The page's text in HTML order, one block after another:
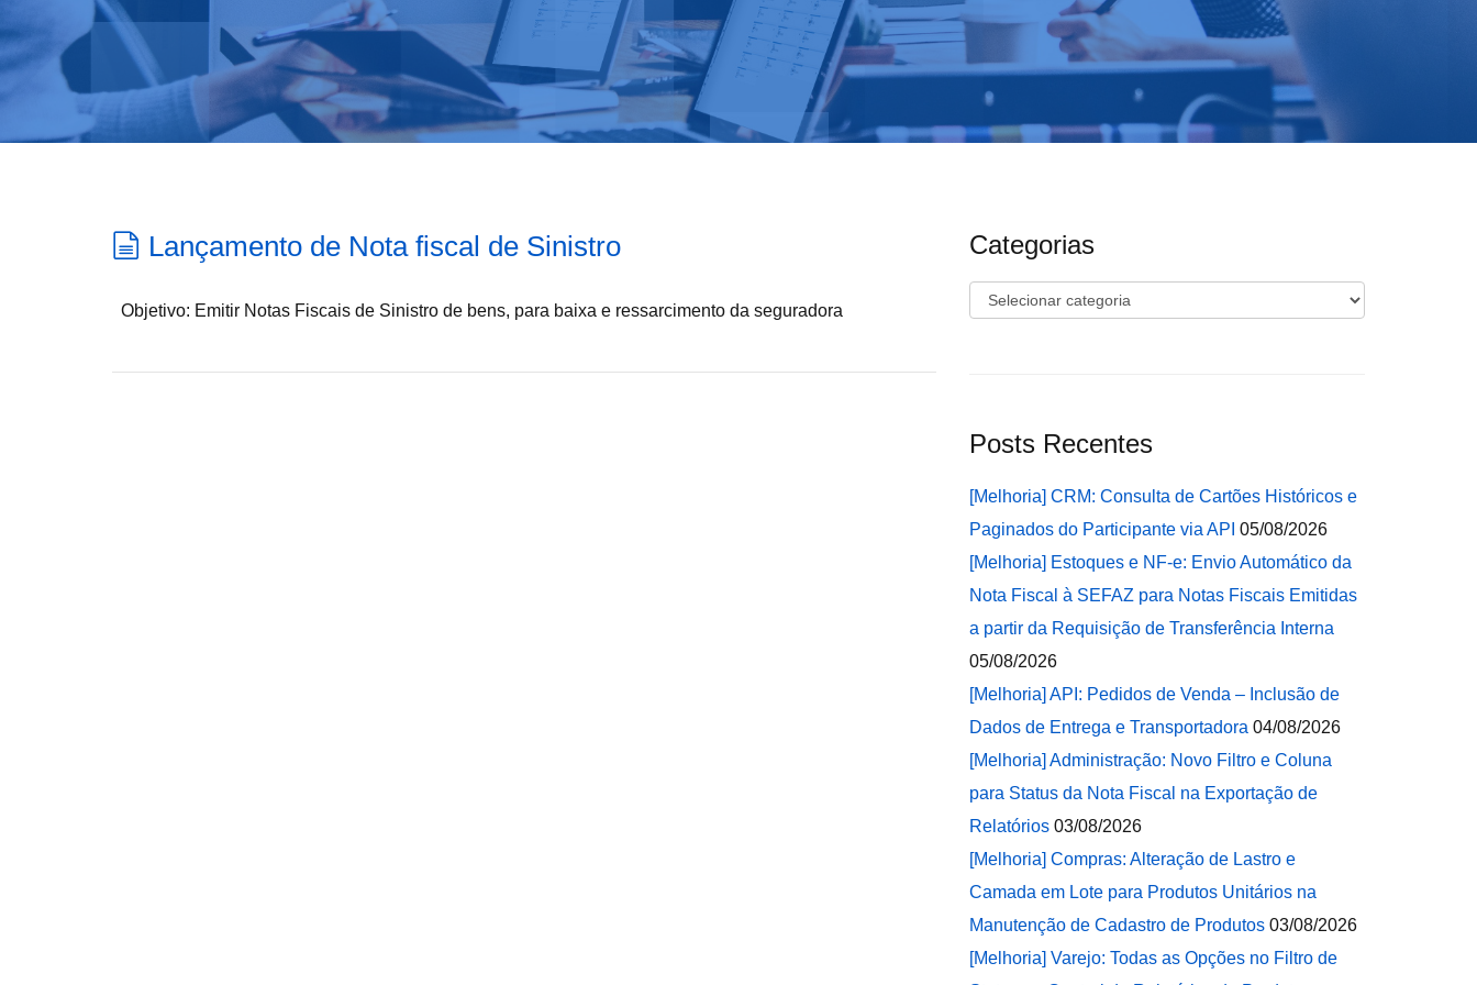
Lançamento de Nota fiscal de Sinistro
Objetivo: Emitir Notas Fiscais de Sinistro de bens, para baixa e ressarcimento da seguradora
Categorias
Categorias
Posts Recentes
[Melhoria] CRM: Consulta de Cartões Históricos e
Paginados do Participante via API 05/08/2026
[Melhoria] Estoques e NF-e: Envio Automático da
Nota Fiscal à SEFAZ para Notas Fiscais Emitidas
a partir da Requisição de Transferência Interna
05/08/2026
[Melhoria] API: Pedidos de Venda – Inclusão de
Dados de Entrega e Transportadora 04/08/2026
[Melhoria] Administração: Novo Filtro e Coluna
para Status da Nota Fiscal na Exportação de
Relatórios 03/08/2026
[Melhoria] Compras: Alteração de Lastro e
Camada em Lote para Produtos Unitários na
Manutenção de Cadastro de Produtos 03/08/2026
[Melhoria] Varejo: Todas as Opções no Filtro de